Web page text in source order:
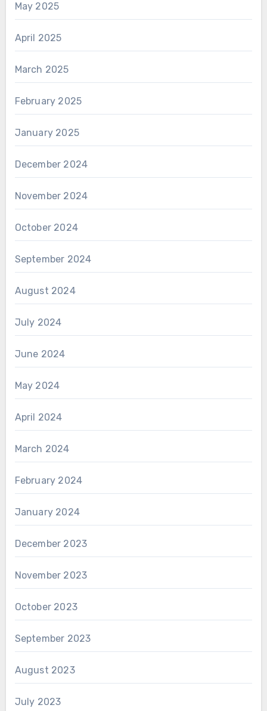
May 2025
April 2025
March 2025
February 2025
January 2025
December 2024
November 2024
October 2024
September 2024
August 2024
July 2024
June 2024
May 2024
April 2024
March 2024
February 2024
January 2024
December 2023
November 2023
October 2023
September 2023
August 2023
July 2023